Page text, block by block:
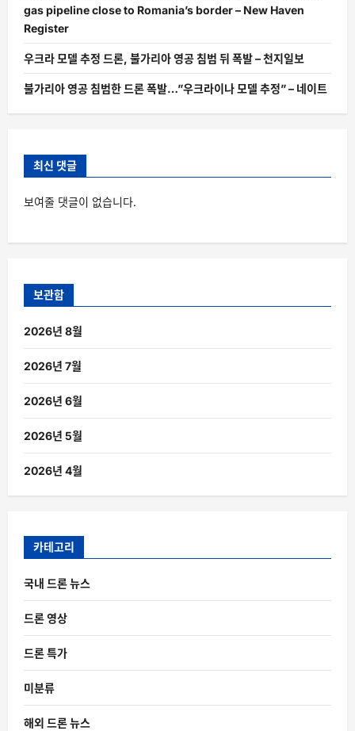
gas pipeline close to Romania’s border – New Haven
Register
우크라 모델 추정 드론, 불가리아 영공 침범 뒤 폭발 – 천지일보
불가리아 영공 침범한 드론 폭발…”우크라이나 모델 추정” – 네이트
최신 댓글
보여줄 댓글이 없습니다.
보관함
2026년 8월
2026년 7월
2026년 6월
2026년 5월
2026년 4월
카테고리
국내 드론 뉴스
드론 영상
드론 특가
미분류
해외 드론 뉴스